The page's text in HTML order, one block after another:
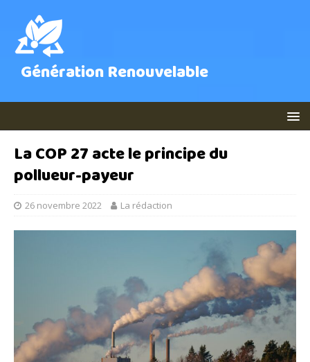
Génération Renouvelable
La COP 27 acte le principe du
pollueur-payeur
26 novembre 2022 La rédaction